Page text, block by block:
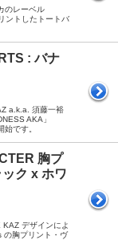
のレーベル
ントしたトートバ
: バナ
a.k.a. 須藤一裕
AKA」
です。
胸プ
ク x ホワ
デザインによ
の胸プリント・ヴ